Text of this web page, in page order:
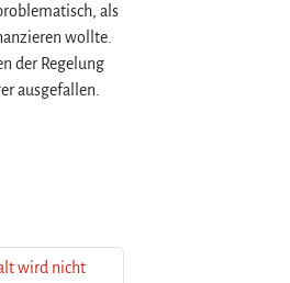
als
wollte.
der Regelung
ausgefallen.
wird nicht